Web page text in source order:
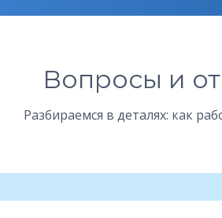
Вопросы и
Разбираемся в деталях: как